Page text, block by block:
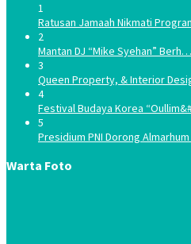
1
Ratusan Jamaah Nikmati
2
Mantan DJ “Mike Syehan” Berh…
3
Queen Property, & Interior
4
Festival Budaya Korea
5
Presidium PNI Dorong
Warta Foto